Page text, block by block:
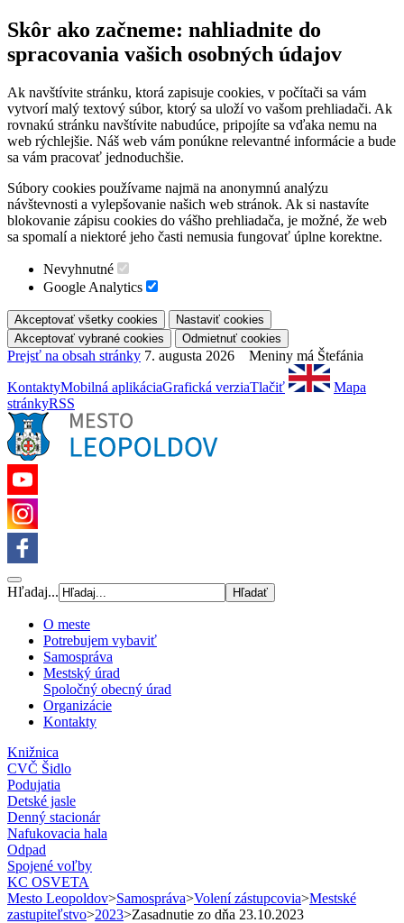
Skôr ako začneme: nahliadnite do
spracovania vašich osobných údajov
Ak navštívite stránku, ktorá zapisuje cookies, v počítači sa vám
vytvorí malý textový súbor, ktorý sa uloží vo vašom prehliadači. Ak
rovnakú stránku navštívite nabudúce, pripojíte sa vďaka nemu na
web rýchlejšie. Náš web vám ponúkne relevantné informácie a bude
sa vám pracovať jednoduchšie.
Súbory cookies používame najmä na anonymnú analýzu
návštevnosti a vylepšovanie našich web stránok. Ak si nastavíte
blokovanie zápisu cookies do vášho prehliadača, je možné, že web
sa spomalí a niektoré jeho časti nemusia fungovať úplne korektne.
Nevyhnutné
Google Analytics
Prejsť na obsah stránky 7. augusta 2026 Meniny má Štefánia
KontaktyMobilná aplikáciaGrafická verziaTlačiť
Mapa
stránkyRSS
Hľadaj...
O meste
Potrebujem vybaviť
Samospráva
Mestský úrad
Spoločný obecný úrad
Organizácie
Kontakty
Knižnica
CVČ Šidlo
Podujatia
Detské jasle
Denný stacionár
Nafukovacia hala
Odpad
Spojené voľby
KC OSVETA
Mesto Leopoldov>Samospráva>Volení zástupcovia>Mestské
zastupiteľstvo>2023>Zasadnutie zo dňa 23.10.2023